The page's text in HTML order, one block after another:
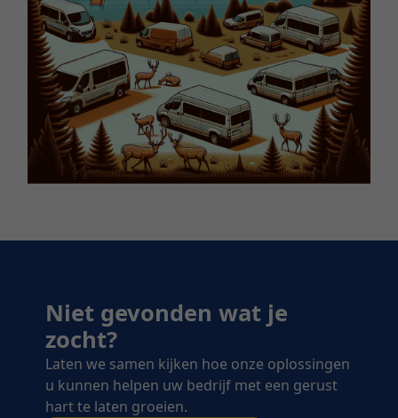
Niet gevonden wat je
zocht?
Laten we samen kijken hoe onze oplossingen
u kunnen helpen uw bedrijf met een gerust
hart te laten groeien.